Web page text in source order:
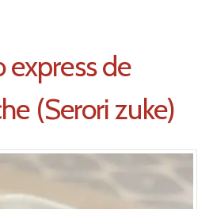
express de
(Serori zuke)